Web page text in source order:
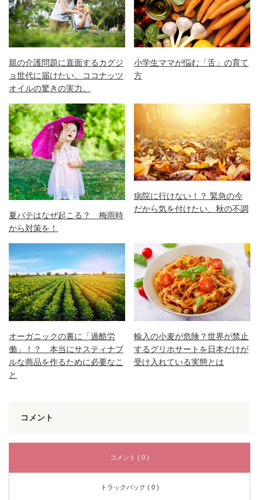
親の介護問題に直面するカグジ
ョ世代に届けたい、ココナッツ
オイルの驚きの実力。
小学生ママが悩む「舌」の育て
方
夏バテはなぜ起こる？ 梅雨時
から対策を！
病院に行けない！？ 緊急の今
だから気を付けたい、秋の不調
オーガニックの裏に「過酷労
働」！？ 本当にサスティナブ
ルな商品を作るために必要なこ
と
輸入の小麦が危険？世界が禁止
するグリホサートを日本だけが
受け入れている実態とは
コメント
コメント ( 0 )
トラックバック ( 0 )